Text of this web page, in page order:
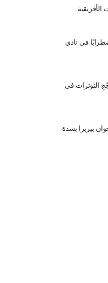
في نادي
التوترات في
بيزيرا بشدة